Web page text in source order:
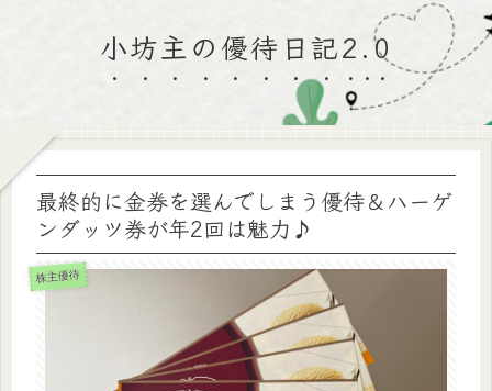
小坊主の優待日記2.0
最終的に金券を選んでしまう優待＆ハーゲ
ンダッツ券が年2回は魅力♪
株主優待